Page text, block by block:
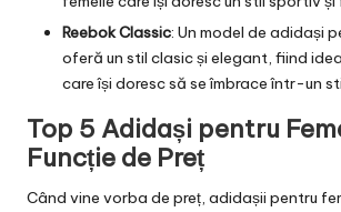
Reebok Classic: Un model de adidași
oferă un stil clasic și elegant, fiind
care își doresc să se îmbrace într-un
Top 5 Adidași pentru
Funcție de Preț
Când vine vorba de preț, adidașii pentru